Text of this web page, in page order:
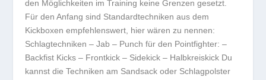
den Möglichkeiten im Training keine Grenzen gesetzt.
Für den Anfang sind Standardtechniken aus dem
Kickboxen empfehlenswert, hier wären zu nennen:
Schlagtechniken – Jab – Punch für den Pointfighter: –
Backfist Kicks – Frontkick – Sidekick – Halbkreiskick Du
kannst die Techniken am Sandsack oder Schlagpolster